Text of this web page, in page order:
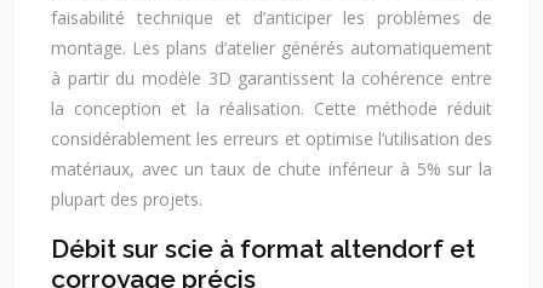
faisabilité technique et d’anticiper les problèmes de
montage. Les plans d’atelier générés automatiquement
à partir du modèle 3D garantissent la cohérence entre
la conception et la réalisation. Cette méthode réduit
considérablement les erreurs et optimise l’utilisation des
matériaux, avec un taux de chute inférieur à 5% sur la
plupart des projets.
Débit sur scie à format altendorf et
corroyage précis